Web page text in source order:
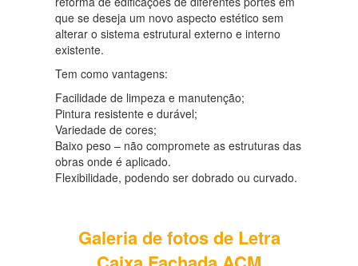
que se deseja um novo aspecto estético sem
alterar o sistema estrutural externo e interno
existente.
Tem como vantagens:
Facilidade de limpeza e manutenção;
Pintura resistente e durável;
Variedade de cores;
Baixo peso – não compromete as estruturas das
obras onde é aplicado.
Flexibilidade, podendo ser dobrado ou curvado.
Galeria de fotos de Letra